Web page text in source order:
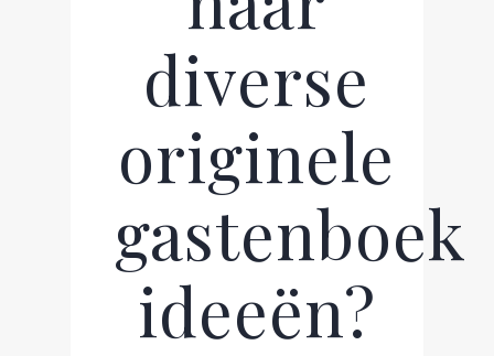
diverse
originele
gastenboek
ideeën?